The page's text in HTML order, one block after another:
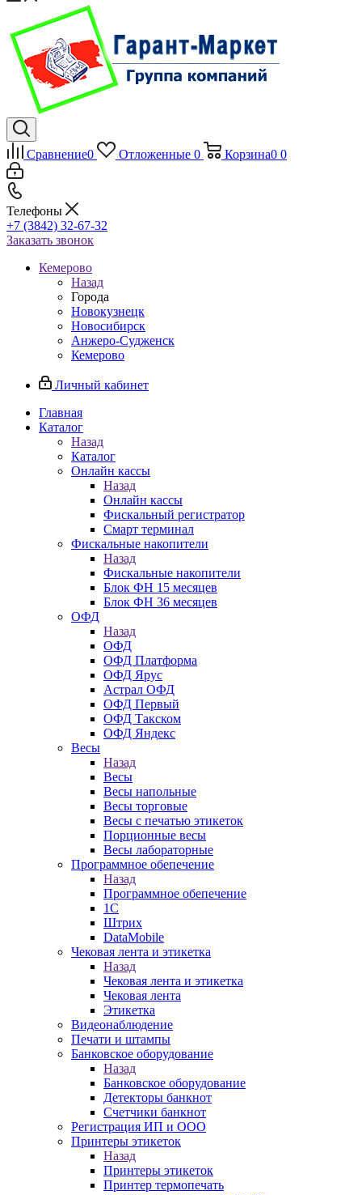
Сравнение0 Отложенные 0 Корзина0 0
Телефоны
+7 (3842) 32-67-32
Заказать звонок
Кемерово
Назад
Города
Новокузнецк
Новосибирск
Анжеро-Судженск
Кемерово
Личный кабинет
Главная
Каталог
Назад
Каталог
Онлайн кассы
Назад
Онлайн кассы
Фискальный регистратор
Смарт терминал
Фискальные накопители
Назад
Фискальные накопители
Блок ФН 15 месяцев
Блок ФН 36 месяцев
ОФД
Назад
ОФД
ОФД Платформа
ОФД Ярус
Астрал ОФД
ОФД Первый
ОФД Такском
ОФД Яндекс
Весы
Назад
Весы
Весы напольные
Весы торговые
Весы с печатью этикеток
Порционные весы
Весы лабораторные
Программное обепечение
Назад
Программное обепечение
1С
Штрих
DataMobile
Чековая лента и этикетка
Назад
Чековая лента и этикетка
Чековая лента
Этикетка
Видеонаблюдение
Печати и штампы
Банковское оборудование
Назад
Банковское оборудование
Детекторы банкнот
Счетчики банкнот
Регистрация ИП и ООО
Принтеры этикеток
Назад
Принтеры этикеток
Принтер термопечать